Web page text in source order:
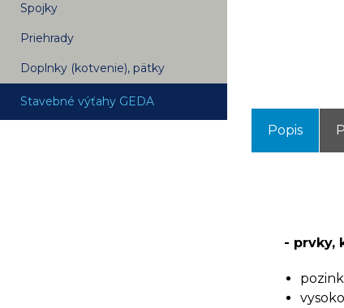
Spojky
Priehrady
Doplnky (kotvenie), pätky
Stavebné výťahy GEDA
Popis
- prvky,